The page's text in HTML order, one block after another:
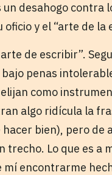
un desahogo contra
oficio y el “arte de la
arte de escribir”.
penas
como
algo ridícula la
hacer bien), pero de
trecho. Lo que es a
mí encontrarme